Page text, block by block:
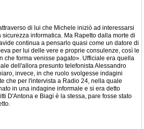
di lui che Michele iniziò ad interessarsi
informatica. Ma Rapetto dalla morte di
continua a pensarlo quasi come un datore di
per lui delle vere e proprie consulenze, così le
che forma venisse pagato». Ufficiale era quella
dell'allora presunto telefonista Alessandro
invece, in che ruolo svolgesse indagini
che per l'intervista a Radio 24, nella quale
in una indagine informale e si era detto
D'Antona e Biagi è la stessa, pare fosse stato